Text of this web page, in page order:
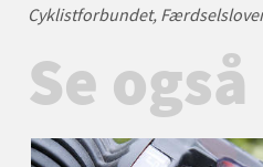
Cyklistforbundet,
Se også